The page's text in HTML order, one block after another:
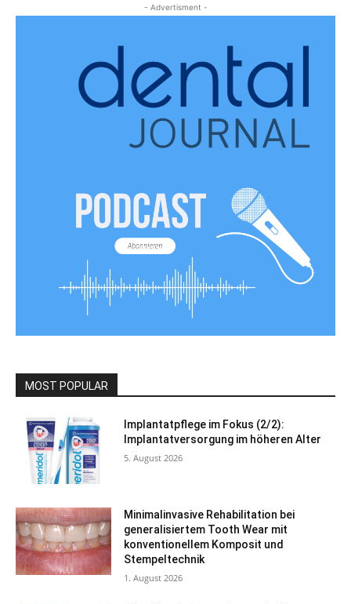
- Advertisment -
MOST POPULAR
Implantatpflege im Fokus (2/2):
Implantatversorgung im höheren Alter
5. August 2026
Minimalinvasive Rehabilitation bei
generalisiertem Tooth Wear mit
konventionellem Komposit und
Stempeltechnik
1. August 2026